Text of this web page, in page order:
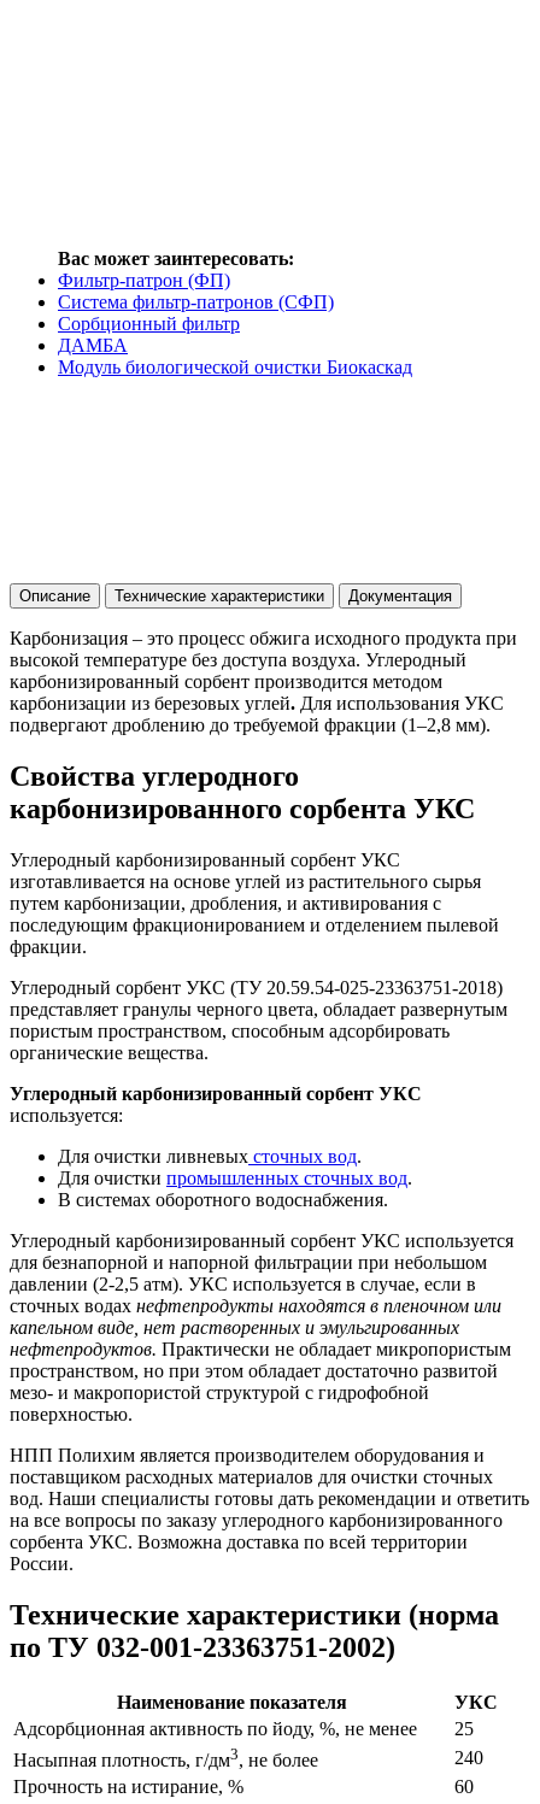
Вас может заинтересовать:
Фильтр-патрон (ФП)
Система фильтр-патронов (СФП)
Сорбционный фильтр
ДАМБА
Модуль биологической очистки Биокаскад
Описание Технические характеристики Документация
Карбонизация – это процесс обжига исходного продукта при
высокой температуре без доступа воздуха. Углеродный
карбонизированный сорбент производится методом
карбонизации из березовых углей. Для использования УКС
подвергают дроблению до требуемой фракции (1–2,8 мм).
Свойства углеродного
карбонизированного сорбента УКС
Углеродный карбонизированный сорбент УКС
изготавливается на основе углей из растительного сырья
путем карбонизации, дробления, и активирования с
последующим фракционированием и отделением пылевой
фракции.
Углеродный сорбент УКС (ТУ 20.59.54-025-23363751-2018)
представляет гранулы черного цвета, обладает развернутым
пористым пространством, способным адсорбировать
органические вещества.
Углеродный карбонизированный сорбент УКС
используется:
Для очистки ливневых сточных вод.
Для очистки промышленных сточных вод.
В системах оборотного водоснабжения.
Углеродный карбонизированный сорбент УКС используется
для безнапорной и напорной фильтрации при небольшом
давлении (2-2,5 атм). УКС используется в случае, если в
сточных водах нефтепродукты находятся в пленочном или
капельном виде, нет растворенных и эмульгированных
нефтепродуктов. Практически не обладает микропористым
пространством, но при этом обладает достаточно развитой
мезо- и макропористой структурой с гидрофобной
поверхностью.
НПП Полихим является производителем оборудования и
поставщиком расходных материалов для очистки сточных
вод. Наши специалисты готовы дать рекомендации и ответить
на все вопросы по заказу углеродного карбонизированного
сорбента УКС. Возможна доставка по всей территории
России.
Технические характеристики (норма
по ТУ 032-001-23363751-2002)
Наименование показателя
УКС
Адсорбционная активность по йоду, %, не менее
25
Насыпная плотность, г/дм3, не более
240
Прочность на истирание, %
60